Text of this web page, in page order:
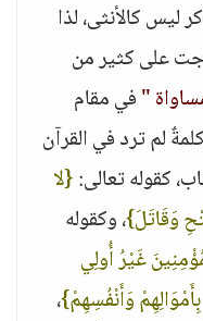
ليس كالأنثى، لذا
على كثير من
"في مقام
لم ترد في القرآن
كقوله تعالى:{لا
وَقَاتَلَ}، وكقوله
غَيْرُ أُولِي
وَأَنْفُسِهِمْ}،